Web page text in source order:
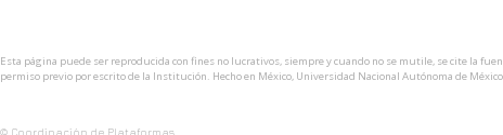
Esta página puede ser reproducida con fines no lucrativos, siempre y cuando no se mutile, se cite la
permiso previo por escrito de la Institución. Hecho en México, Universidad Nacional Autónoma de
Coordinación de Plataformas